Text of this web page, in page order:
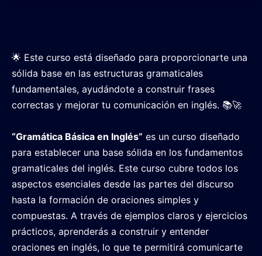
🌟 Este curso está diseñado para proporcionarte una
sólida base en las estructuras gramaticales
fundamentales, ayudándote a construir frases
correctas y mejorar tu comunicación en inglés. 📚🚀
“Gramática Básica en Inglés” es un curso diseñado
para establecer una base sólida en los fundamentos
gramaticales del inglés. Este curso cubre todos los
aspectos esenciales desde las partes del discurso
hasta la formación de oraciones simples y
compuestas. A través de ejemplos claros y ejercicios
prácticos, aprenderás a construir y entender
oraciones en inglés, lo que te permitirá comunicarte